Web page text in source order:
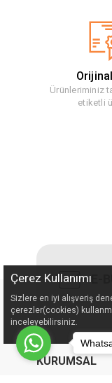
Ürünleriminiz
etiketli
KURUMSAL
Çerez Kullanımı
Sizlere en iyi alışveriş
çerezler(cookies)
inceleyebilirsiniz.